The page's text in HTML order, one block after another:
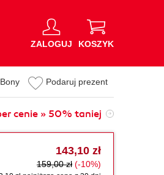
ZALOGUJ KOSZYK
Bony Podaruj prezent
cenie » 50% taniej
143,10 zł
159,00 zł (-10%)